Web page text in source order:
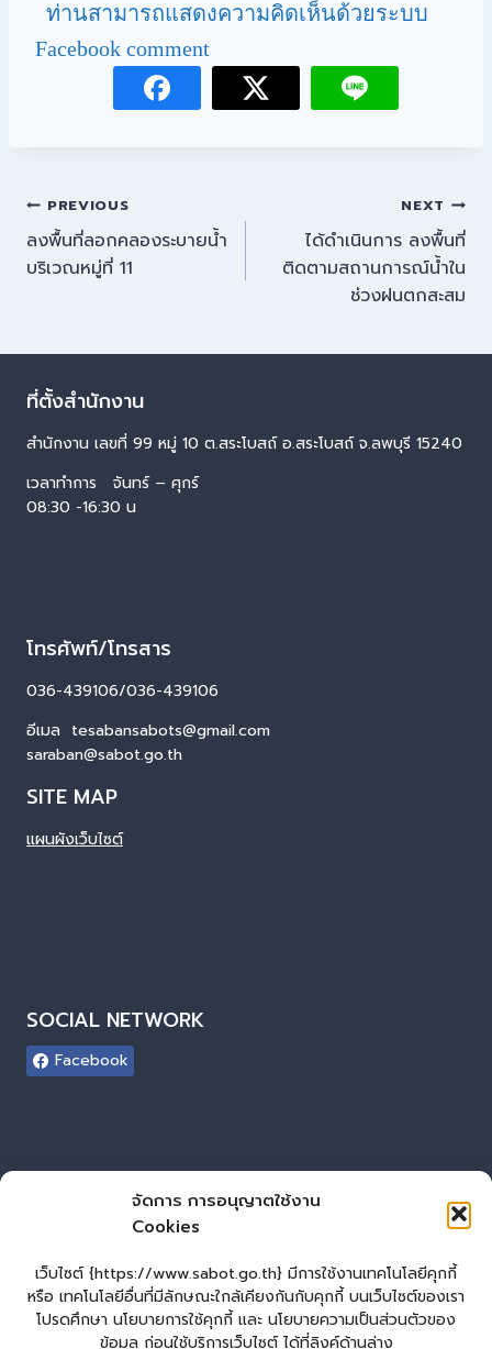
จัดการ การอนุญาตใช้งาน
Cookies
เว็บไซต์ {https://www.sabot.go.th} มีการใช้งานเทคโนโลยีคุกกี้
หรือ เทคโนโลยีอื่นที่มีลักษณะใกล้เคียงกันกับคุกกี้ บนเว็บไซต์ของเรา
โปรดศึกษา นโยบายการใช้คุกกี้ และ นโยบายความเป็นส่วนตัวของ
ข้อมูล ก่อนใช้บริการเว็บไซต์ ได้ที่ลิงค์ด้านล่าง
ท่านสามารถแสดงความคิดเห็นด้วยระบบ
Facebook comment
PREVIOUS
ลงพื้นที่ลอกคลองระบายน้ำ
บริเวณหมู่ที่ 11
NEXT
ได้ดำเนินการ ลงพื้นที่
ติดตามสถานการณ์น้ำใน
ช่วงฝนตกสะสม
ที่ตั้งสำนักงาน
สำนักงาน เลขที่ 99 หมู่ 10 ต.สระโบสถ์ อ.สระโบสถ์ จ.ลพบุรี 15240
เวลาทำการ จันทร์ – ศุกร์
08:30 -16:30 น
โทรศัพท์/โทรสาร
036-439106/036-439106
อีเมล tesabansabots@gmail.com
saraban@sabot.go.th
SITE MAP
แผนผังเว็บไซต์
SOCIAL NETWORK
Facebook
ผู้เยี่ยมชมเว็บไซต์
0
Login
เข้าสู่ระบบ
จัดทำเว็บไซต์